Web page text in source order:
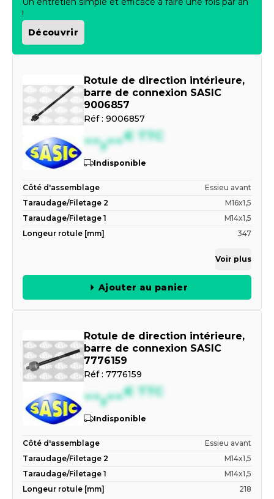
!
Découvrir
Rotule de direction intérieure,
barre de connexion SASIC
9006857
Réf : 9006857
--,--€ TTC
Indisponible
Côté d'assemblage
Essieu avant
Taraudage/Filetage 2
M16x1,5
Taraudage/Filetage 1
M14x1,5
Longeur rotule [mm]
347
Voir plus
Ajouter au panier
Rotule de direction intérieure,
barre de connexion SASIC
7776159
Réf : 7776159
--,--€ TTC
Indisponible
Côté d'assemblage
Essieu avant
Taraudage/Filetage 2
M14x1,5
Taraudage/Filetage 1
M14x1,5
Longeur rotule [mm]
218